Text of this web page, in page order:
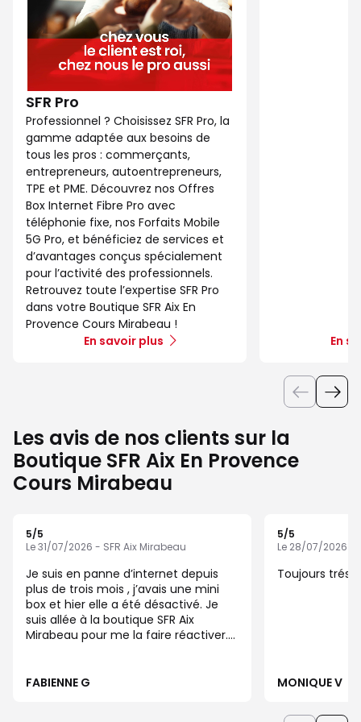
SFR Pro
Professionnel ? Choisissez SFR Pro, la
gamme adaptée aux besoins de
tous les pros : commerçants,
entrepreneurs, autoentrepreneurs,
TPE et PME. Découvrez nos Offres
Box Internet Fibre Pro avec
téléphonie fixe, nos Forfaits Mobile
5G Pro, et bénéficiez de services et
d’avantages conçus spécialement
pour l’activité des professionnels.
Retrouvez toute l’expertise SFR Pro
dans votre Boutique SFR Aix En
Provence Cours Mirabeau !
En savoir plus
En
Les avis de nos clients sur la
Boutique SFR Aix En Provence
Cours Mirabeau
5/5
Le 31/07/2026 - SFR Aix Mirabeau
Je suis en panne d’internet depuis
plus de trois mois , j’avais une mini
box et hier elle a été désactivé. Je
suis allée à la boutique SFR Aix
Mirabeau pour me la faire réactiver.
avec les interlocuteurs SFR qu’elle a
FABIENNE G
5/5
Le 28/07/2026 -
Toujours trés
MONIQUE V